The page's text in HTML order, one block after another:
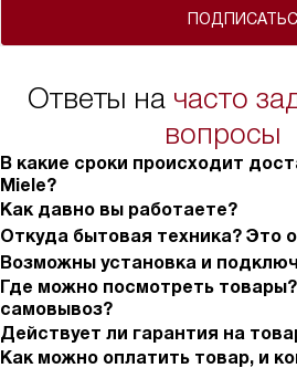
Ответы на часто
вопросы
В какие сроки происходит
Miele?
Как давно вы работаете?
Откуда бытовая техника? Это
Возможны установка и
Где можно посмотреть
самовывоз?
Действует ли гарантия на
Как можно оплатить товар, и